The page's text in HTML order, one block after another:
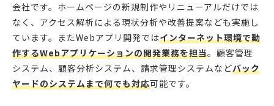
会社です。ホームページの新規制作やリニューアルだけでは
なく、アクセス解析による現状分析や改善提案なども実施し
ています。またWebアプリ開発ではインターネット環境で動
作するWebアプリケーションの開発業務を担当。顧客管理
システム、顧客分析システム、請求管理システムなどバック
ヤードのシステムまで何でも対応可能です。